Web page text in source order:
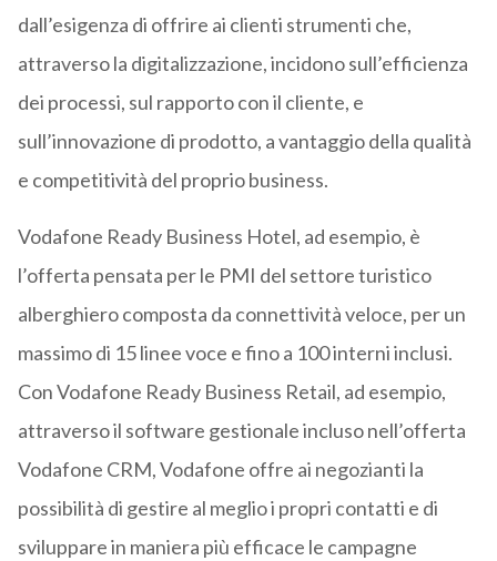
dall’esigenza di offrire ai clienti strumenti che,
attraverso la digitalizzazione, incidono sull’efficienza
dei processi, sul rapporto con il cliente, e
sull’innovazione di prodotto, a vantaggio della qualità
e competitività del proprio business.
Vodafone Ready Business Hotel, ad esempio, è
l’offerta pensata per le PMI del settore turistico
alberghiero composta da connettività veloce, per un
massimo di 15 linee voce e fino a 100 interni inclusi.
Con Vodafone Ready Business Retail, ad esempio,
attraverso il software gestionale incluso nell’offerta
Vodafone CRM, Vodafone offre ai negozianti la
possibilità di gestire al meglio i propri contatti e di
sviluppare in maniera più efficace le campagne